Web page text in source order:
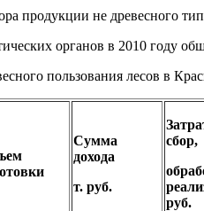
продукции не древесного
органов в 2010 году
пользования лесов в
Сумма
дохода
т. руб.
сбор,
руб.